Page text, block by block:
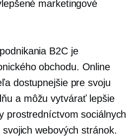
marketingové
B2C je
obchodu. Online
dostupnejšie pre svoju
a môžu vytvárať lepšie
prostredníctvom sociálnych
webových stránok.